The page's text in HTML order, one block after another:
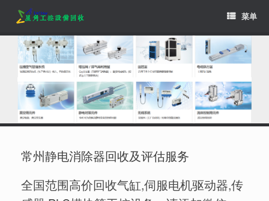
content
菜单
常州静电消除器回收及评估服务
全国范围高价回收气缸,伺服电机驱动器,传